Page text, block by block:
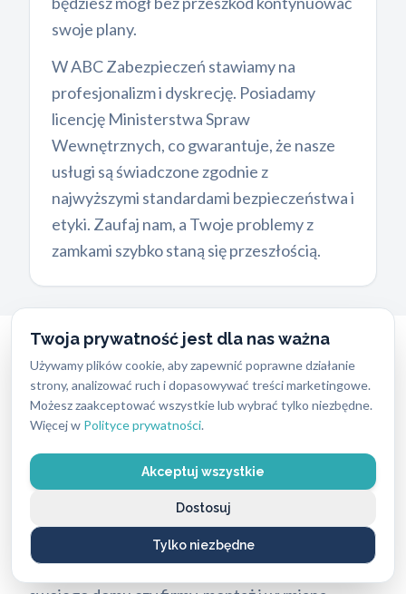
Twoja prywatność jest dla nas ważna
Używamy plików cookie, aby zapewnić poprawne działanie
strony, analizować ruch i dopasowywać treści marketingowe.
Możesz zaakceptować wszystkie lub wybrać tylko niezbędne.
Więcej w Polityce prywatności.
Akceptuj wszystkie
Tylko niezbędne
Dostosuj
swoje plany.
W ABC Zabezpieczeń stawiamy na
profesjonalizm i dyskrecję. Posiadamy
licencję Ministerstwa Spraw
Wewnętrznych, co gwarantuje, że nasze
usługi są świadczone zgodnie z
najwyższymi standardami bezpieczeństwa i
etyki. Zaufaj nam, a Twoje problemy z
zamkami szybko staną się przeszłością.
Montaż i Wymiana Zamkóww
Gdańsku Nowym Porcie
Bezpieczeństwo Twojego mienia to nasz
priorytet. Dlatego oferujemy szeroki zakres
usług związanych zmontażem i wymianą zamków.
Jeśli przeprowadzasz się do nowego miejsca w
Nowym Porcie, zgubiłeś klucze, lub po prostu
chcesz zwiększyć poziom bezpieczeństwa